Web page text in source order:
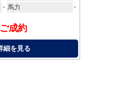
- 馬力 -
ご成約
細を見る